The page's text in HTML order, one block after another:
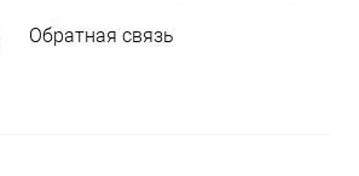
Обратная связь